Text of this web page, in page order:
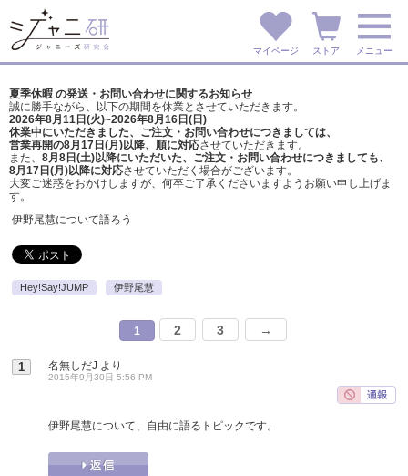
マイページ ストア メニュー
夏季休暇 の発送・お問い合わせに関するお知らせ
誠に勝手ながら、以下の期間を休業とさせていただきます。
2026年8月11日(火)~2026年8月16日(日)
休業中にいただきました、ご注文・お問い合わせにつきましては、
営業再開の8月17日(月)以降、順に対応させていただきます。
また、 8月8日(土)以降にいただいた、ご注文・ お問い合わせにつきましても、
8月17日(月)以降に対応させていただく場合がございます。
大変ご迷惑をおかけしますが、 何卒ご了承くださいますようお願い申し上げま
す。
伊野尾慧について語ろう
Hey!Say!JUMP 伊野尾慧
1 2 3 →
1 名無しだJ より
2015年9月30日 5:56 PM
伊野尾慧について、自由に語るトピックです。